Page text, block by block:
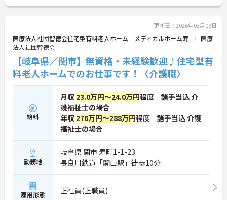
更新日：2026年03月09日
医療法人社団智徳会住宅型有料老人ホーム メディカルホーム寿
医療
法人社団智徳会
【岐阜県／関市】無資格・未経験歓迎♪住宅型有
料老人ホームでのお仕事です！〈介護職〉
給料
月収 23.0万円～24.0万円程度 諸手当込 介
護福祉士の場合
年収 276万円～288万円程度 諸手当込 介護
福祉士の場合
勤務地
岐阜県 関市 寿町1-1-23
長良川鉄道「関口駅」徒歩10分
雇用形態 正社員(正職員)